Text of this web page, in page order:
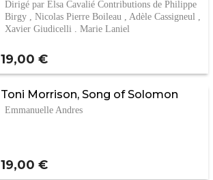
Dirigé par Elsa Cavalié Contributions de Philippe
Birgy , Nicolas Pierre Boileau , Adèle Cassigneul ,
Xavier Giudicelli , Marie Laniel
Prix
19,00 €
Toni Morrison, Song of Solomon
Emmanuelle Andres
Prix
19,00 €